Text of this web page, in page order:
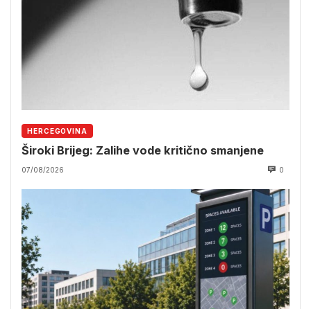
HERCEGOVINA
Široki Brijeg: Zalihe vode kritično smanjene
07/08/2026 0